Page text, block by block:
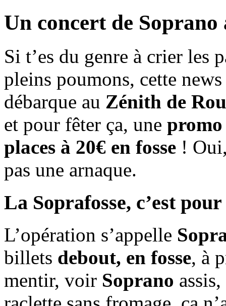
Un concert de Soprano
Si t’es du genre à crier les
pleins poumons, cette
débarque au Zénith de
et pour fêter ça, une promo
places à 20€ en fosse !
pas une arnaque.
La Soprafosse, c’est
L’opération s’appelle
billets debout, en fosse, à
mentir, voir Soprano